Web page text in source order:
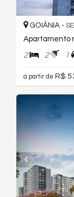
GOIÂNIA -
Apartamento
2 2 1
a partir de R$